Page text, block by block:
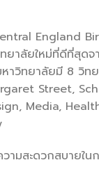
England
ยาลัยใหม่ที่ดีที่สุ
าวิทยาลัยมี 8
Street,
Media,
มสะดวกสบายใน